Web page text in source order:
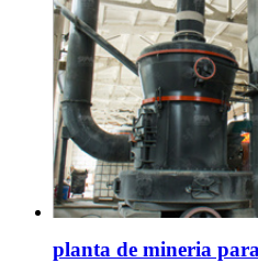
planta de mineria